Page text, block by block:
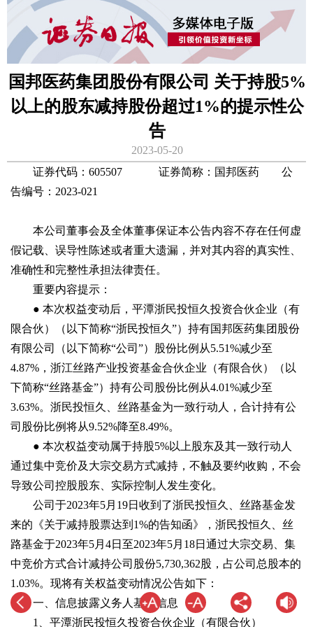
国邦医药集团股份有限公司 关于持股5%
以上的股东减持股份超过1%的提示性公
告
2023-05-20
证券代码：605507 证券简称：国邦医药 公
告编号：2023-021
本公司董事会及全体董事保证本公告内容不存在任何虚
假记载、误导性陈述或者重大遗漏，并对其内容的真实性、
准确性和完整性承担法律责任。
重要内容提示：
● 本次权益变动后，平潭浙民投恒久投资合伙企业（有
限合伙）（以下简称“浙民投恒久”）持有国邦医药集团股份
有限公司（以下简称“公司”）股份比例从5.51%减少至
4.87%，浙江丝路产业投资基金合伙企业（有限合伙）（以
下简称“丝路基金”）持有公司股份比例从4.01%减少至
3.63%。浙民投恒久、丝路基金为一致行动人，合计持有公
司股份比例将从9.52%降至8.49%。
● 本次权益变动属于持股5%以上股东及其一致行动人
通过集中竞价及大宗交易方式减持，不触及要约收购，不会
导致公司控股股东、实际控制人发生变化。
公司于2023年5月19日收到了浙民投恒久、丝路基金发
来的《关于减持股票达到1%的告知函》，浙民投恒久、丝
路基金于2023年5月4日至2023年5月18日通过大宗交易、集
中竞价方式合计减持公司股份5,730,362股，占公司总股本的
1.03%。现将有关权益变动情况公告如下：
一、信息披露义务人基本信息
1、平潭浙民投恒久投资合伙企业（有限合伙）